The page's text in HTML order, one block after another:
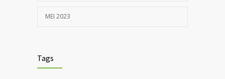
MEI 2023
Tags